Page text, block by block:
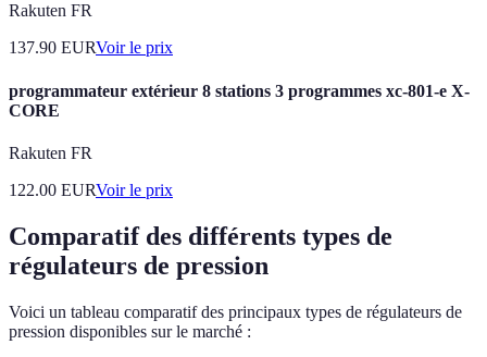
Rakuten FR
137.90 EURVoir le prix
programmateur extérieur 8 stations 3 programmes xc-801-e X-
CORE
Rakuten FR
122.00 EURVoir le prix
Comparatif des différents types de
régulateurs de pression
Voici un tableau comparatif des principaux types de régulateurs de
pression disponibles sur le marché :